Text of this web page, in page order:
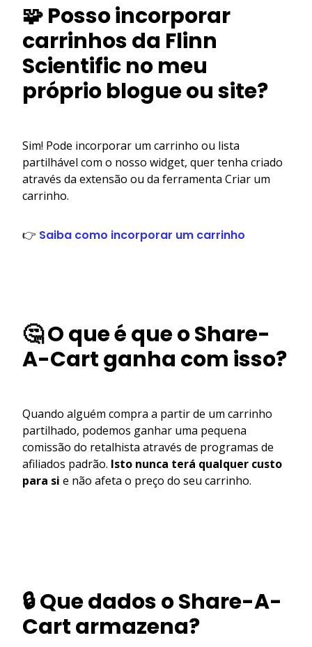
🧩 Posso incorporar
carrinhos da Flinn
Scientific no meu
próprio blogue ou site?
Sim! Pode incorporar um carrinho ou lista
partilhável com o nosso widget, quer tenha criado
através da extensão ou da ferramenta Criar um
carrinho.
👉 Saiba como incorporar um carrinho
🤔 O que é que o Share-
A-Cart ganha com isso?
Quando alguém compra a partir de um carrinho
partilhado, podemos ganhar uma pequena
comissão do retalhista através de programas de
afiliados padrão. Isto nunca terá qualquer custo
para si e não afeta o preço do seu carrinho.
🔒 Que dados o Share-A-
Cart armazena?